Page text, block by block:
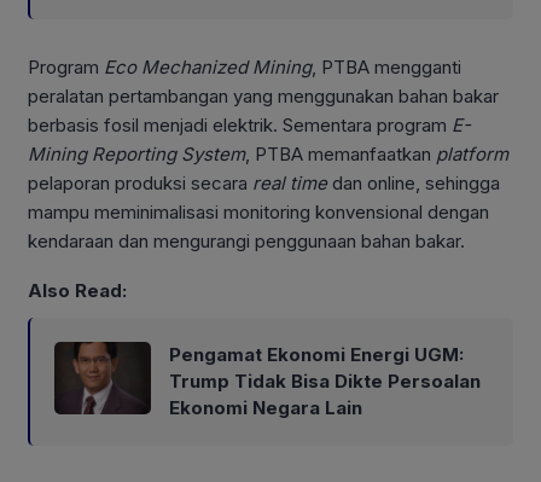
Program Eco Mechanized Mining, PTBA mengganti
peralatan pertambangan yang menggunakan bahan bakar
berbasis fosil menjadi elektrik. Sementara program E-
Mining Reporting System, PTBA memanfaatkan platform
pelaporan produksi secara real timedan online, sehingga
mampu meminimalisasi monitoring konvensional dengan
kendaraan dan mengurangi penggunaan bahan bakar.
Also Read:
Pengamat Ekonomi Energi UGM:
Trump Tidak Bisa Dikte Persoalan
Ekonomi Negara Lain